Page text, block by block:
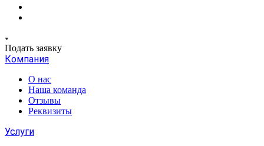
Подать заявку
Компания
О нас
Наша команда
Отзывы
Реквизиты
Услуги